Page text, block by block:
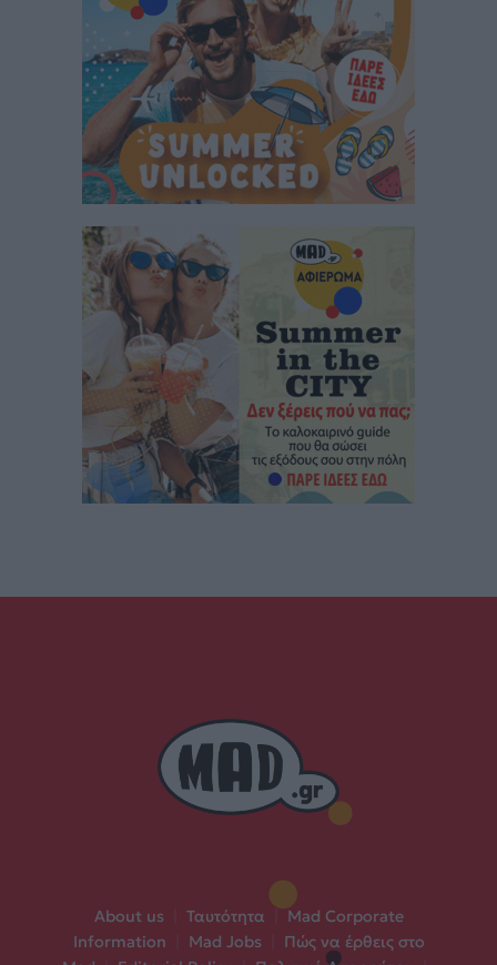
About us Ταυτότητα
Mad Corporate
Information
Mad Jobs
Πώς να έρθεις στο